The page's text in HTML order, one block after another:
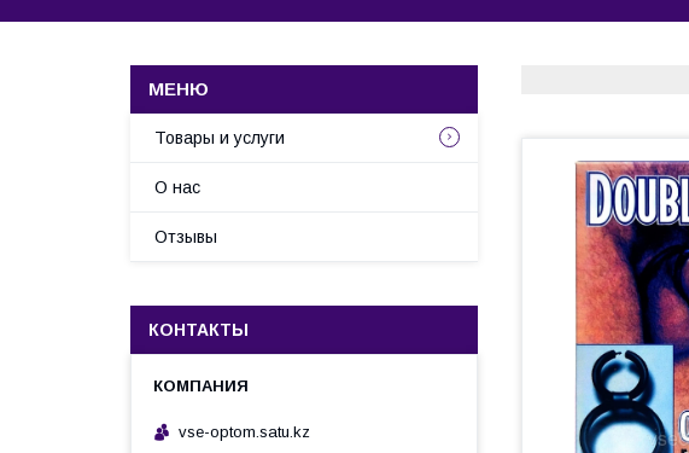
Товары и услуги
О нас
Отзывы
КОНТАКТЫ
vse-optom.satu.kz